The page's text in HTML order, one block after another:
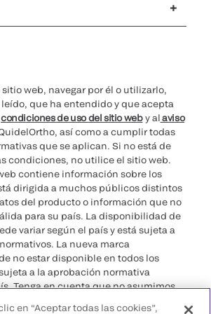
web, navegar por él o utilizarlo,
que ha entendido y que acepta
condiciones de uso del sitio weby alaviso
así como a cumplir todas
que se aplican. Si no está de
condiciones, no utilice el sitio web.
contiene información sobre los
dirigida a muchos públicos distintos
del producto o información que no
para su país. La disponibilidad de
variar según el país y está sujeta a
La nueva marca
no estar disponible en todos los
a la aprobación normativa
Tenga en cuenta que no asumimos
en “Aceptar todas las cookies”,